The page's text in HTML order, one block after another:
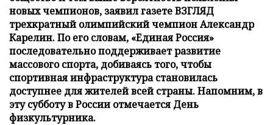
новых чемпионов, заявил газете ВЗГЛЯД
трехкратный олимпийский чемпион Александр
Карелин. По его словам, «Единая Россия»
последовательно поддерживает развитие
массового спорта, добиваясь того, чтобы
спортивная инфраструктура становилась
доступнее для жителей всей страны. Напомним, в
эту субботу в России отмечается День
физкультурника.